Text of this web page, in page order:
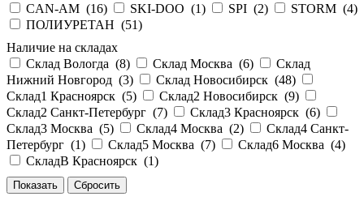
CAN-AM (16) SKI-DOO (1) SPI (2) STORM (4)
ПОЛИУРЕТАН (51)
Наличие на складах
Склад Вологда (8) Склад Москва (6)
Склад
Нижний Новгород (3) Склад Новосибирск (48)
Склад1 Красноярск (5) Склад2 Новосибирск (9)
Склад2 Санкт-Петербург (7) Склад3 Красноярск (6)
Склад3 Москва (5) Склад4 Москва (2)
Склад4 Санкт-
Петербург (1) Склад5 Москва (7) Склад6 Москва (4)
СкладВ Красноярск (1)